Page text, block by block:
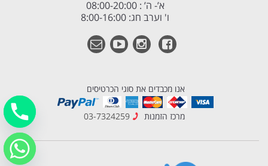
א’- ה’ : 08:00-20:00
ו' וערב חג: 8:00-16:00
אנו מכבדים את סוגי הכרטיסים
מרכז הזמנות 03-7324259